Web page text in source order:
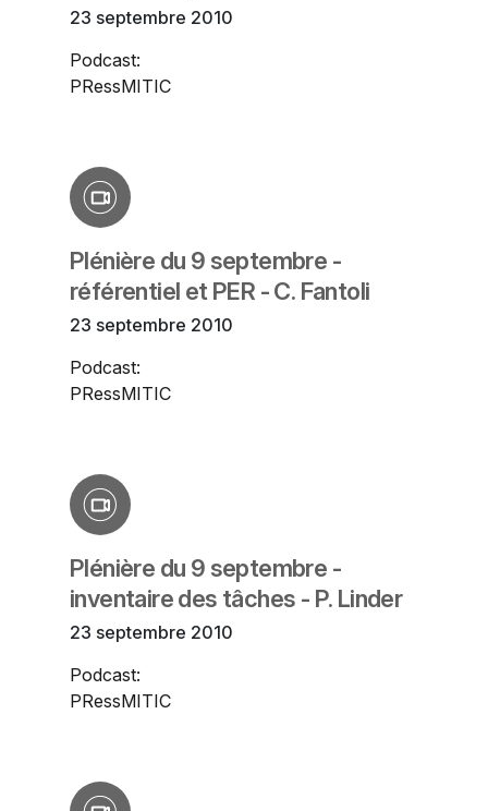
23 septembre 2010
Podcast:
PRessMITIC
Plénière du 9 septembre -
référentiel et PER - C. Fantoli
23 septembre 2010
Podcast:
PRessMITIC
Plénière du 9 septembre -
inventaire des tâches - P. Linder
23 septembre 2010
Podcast:
PRessMITIC